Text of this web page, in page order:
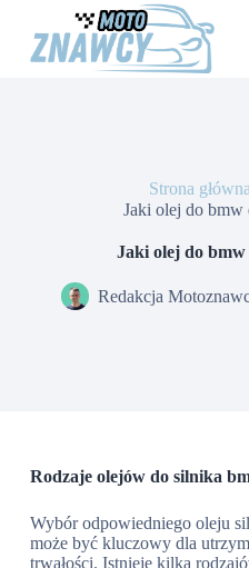
Strona główna
Jaki olej do bmw
Jaki olej do bmw
Redakcja
Rodzaje olejów do silnika
Wybór odpowiedniego oleju
może być kluczowy dla
trwałości. Istnieje kilka